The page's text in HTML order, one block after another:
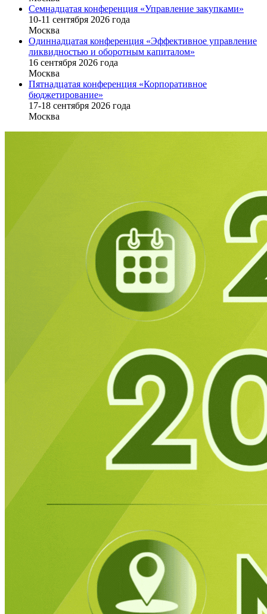
Семнадцатая конференция «Управление закупками»
10-11 сентября 2026 года
Москва
Одиннадцатая конференция «Эффективное управление
ликвидностью и оборотным капиталом»
16 cентября 2026 года
Москва
Пятнадцатая конференция «Корпоративное
бюджетирование»
17-18 сентября 2026 года
Москва